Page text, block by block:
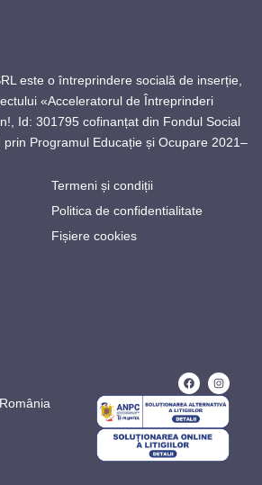
este o întreprindere socială de inserție,
«Acceleratorul de Întreprinderi
Id: 301795 cofinanțat din Fondul Social
prin Programul Educație și Ocupare 2021–
Termeni și condiții
Politica de confidentialitate
Fișiere cookies